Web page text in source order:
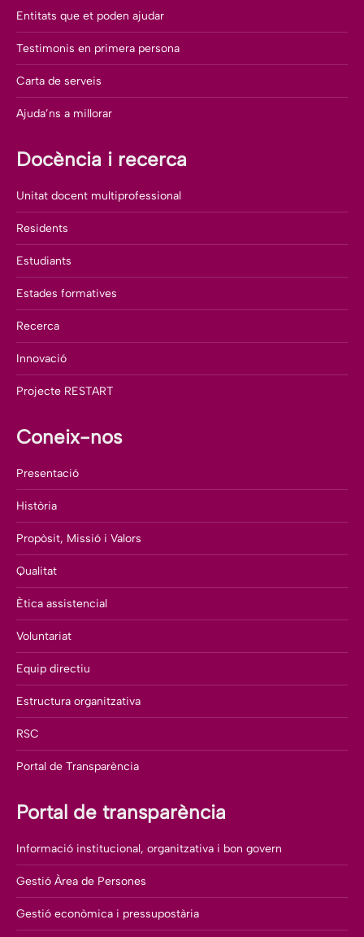
Entitats que et poden ajudar
Testimonis en primera persona
Carta de serveis
Ajuda’ns a millorar
Docència i recerca
Unitat docent multiprofessional
Residents
Estudiants
Estades formatives
Recerca
Innovació
Projecte RESTART
Coneix-nos
Presentació
Història
Propòsit, Missió i Valors
Qualitat
Ètica assistencial
Voluntariat
Equip directiu
Estructura organitzativa
RSC
Portal de Transparència
Portal de transparència
Informació institucional, organitzativa i bon govern
Gestió Àrea de Persones
Gestió econòmica i pressupostària